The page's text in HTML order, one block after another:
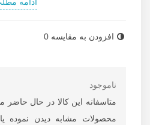
رستگار صنعت تماس بگیرید.
افزودن به مقایسه 0
ناموجود
متاسفانه این کالا در حال حاضر
محصولات مشابه دیدن نموده